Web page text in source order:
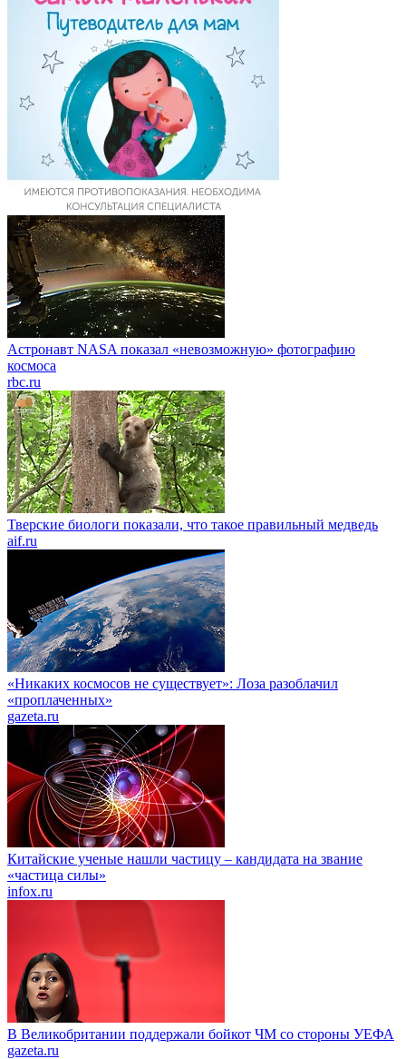
Астронавт NASA показал «невозможную» фотографию
космоса
rbc.ru
Тверские биологи показали, что такое правильный медведь
aif.ru
«Никаких космосов не существует»: Лоза разоблачил
«проплаченных»
gazeta.ru
Китайские ученые нашли частицу – кандидата на звание
«частица силы»
infox.ru
В Великобритании поддержали бойкот ЧМ со стороны УЕФА
gazeta.ru